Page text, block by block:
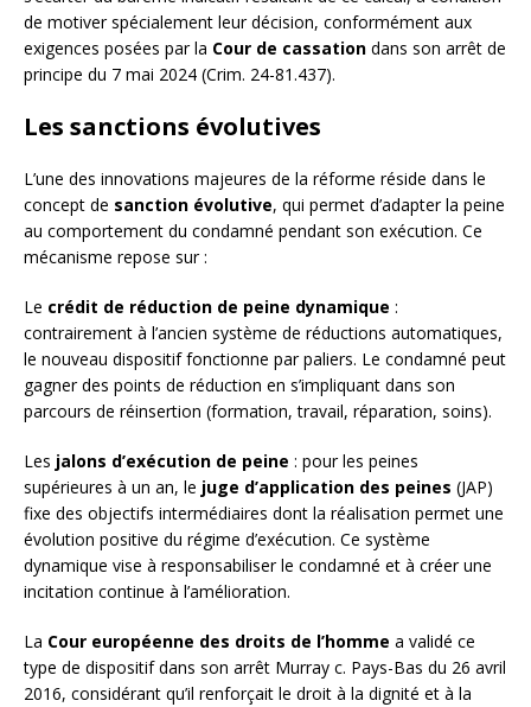
de motiver spécialement leur décision, conformément aux
exigences posées par la Cour de cassation dans son arrêt de
principe du 7 mai 2024 (Crim. 24-81.437).
Les sanctions évolutives
L’une des innovations majeures de la réforme réside dans le
concept de sanction évolutive, qui permet d’adapter la peine
au comportement du condamné pendant son exécution. Ce
mécanisme repose sur :
Le crédit de réduction de peine dynamique :
contrairement à l’ancien système de réductions automatiques,
le nouveau dispositif fonctionne par paliers. Le condamné peut
gagner des points de réduction en s’impliquant dans son
parcours de réinsertion (formation, travail, réparation, soins).
Les jalons d’exécution de peine : pour les peines
supérieures à un an, le juge d’application des peines (JAP)
fixe des objectifs intermédiaires dont la réalisation permet une
évolution positive du régime d’exécution. Ce système
dynamique vise à responsabiliser le condamné et à créer une
incitation continue à l’amélioration.
La Cour européenne des droits de l’homme a validé ce
type de dispositif dans son arrêt Murray c. Pays-Bas du 26 avril
2016, considérant qu’il renforçait le droit à la dignité et à la